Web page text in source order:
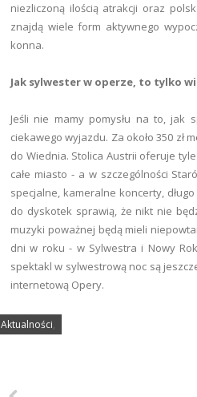
Aktualności,
niezliczoną ilością atrakcji oraz
znajdą wiele form aktywnego
konna.
Jak sylwester w operze, to tylko
Jeśli nie mamy pomysłu na to, jak
ciekawego wyjazdu. Za około 350 zł
do Wiednia. Stolica Austrii oferuje
całe miasto - a w szczególności
specjalne, kameralne koncerty,
do dyskotek sprawią, że nikt nie
muzyki poważnej będą mieli
dni w roku - w Sylwestra i Nowy
spektakl w sylwestrową noc są
internetową Opery.